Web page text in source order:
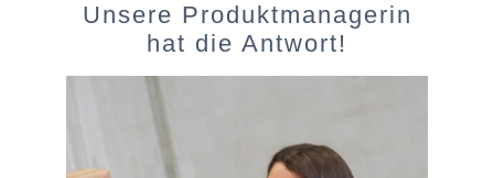
Unsere Produktmanagerin
hat die Antwort!